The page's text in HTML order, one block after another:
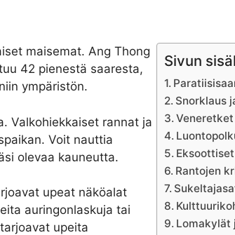
Sivun
Snorklaus
Rantojen
Lomakylät
maisemat. Ang Thong
42 pienestä saaresta,
ympäristön.
Valkohiekkaiset rannat ja
Voit nauttia
olevaa kauneutta.
upeat näköalat
auringonlaskuja tai
upeita